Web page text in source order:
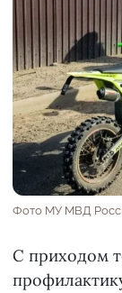
Фото МУ МВД
С приходом